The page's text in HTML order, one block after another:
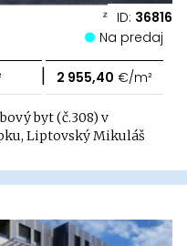
ID: 36816
Na predaj
| 2 955,40 €/m²
byt (č.308) v
Liptovský Mikuláš